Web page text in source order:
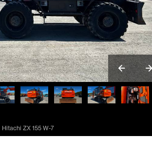
Hitachi ZX 155 W-7